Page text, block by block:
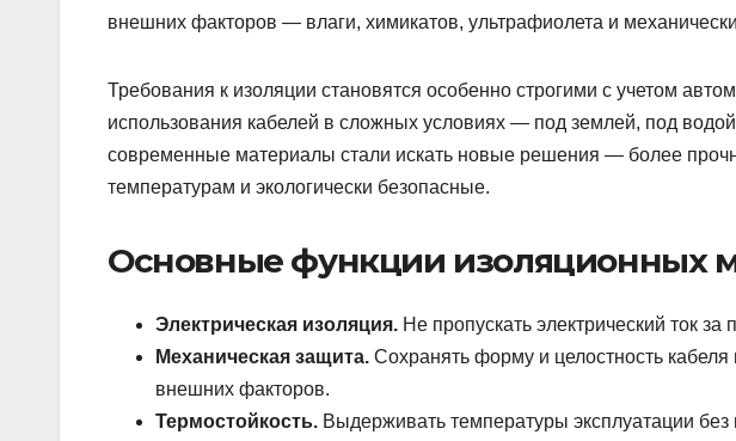
внешних факторов — влаги, химикатов, ультрафиолета и
Требования к изоляции становятся особенно строгими с учетом
использования кабелей в сложных условиях — под землей, под
современные материалы стали искать новые решения — более
температурам и экологически безопасные.
Основные функции изоляционных
Электрическая изоляция. Не пропускать электрический ток
Механическая защита. Сохранять форму и целостность кабеля
внешних факторов.
Термостойкость. Выдерживать температуры эксплуатации без